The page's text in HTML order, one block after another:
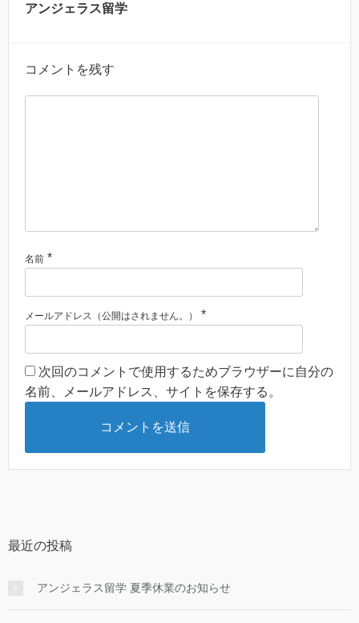
アンジェラス留学
コメントを残す
名前 *
メールアドレス（公開はされません。） *
次回のコメントで使用するためブラウザーに自分の
名前、メールアドレス、サイトを保存する。
最近の投稿
アンジェラス留学 夏季休業のお知らせ